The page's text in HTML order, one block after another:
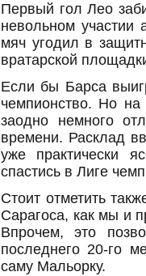
Первый гол Лео
невольном участии
мяч угодил в
вратарской
Если бы Барса
чемпионство. Но
заодно немного
времени. Расклад
уже практически
спастись в Лиге
Стоит отметить
Сарагоса, как мы и
Впрочем, это
последнего 20-го
саму Мальорку.